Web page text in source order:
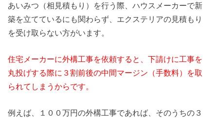
あいみつ（相見積もり）を行う際、ハウスメーカーで新
築を立てているにも関わらず、エクステリアの見積もり
を受け取らない方がいます。
住宅メーカーに外構工事を依頼すると、下請けに工事を
丸投げする際に３割前後の中間マージン（手数料）を取
られてしまうからです。
例えば、１００万円の外構工事であれば、そのうちの３